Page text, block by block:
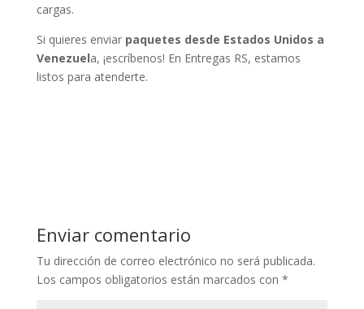
cargas.
Si quieres enviar paquetes desde Estados Unidos a
Venezuela, ¡escríbenos! En Entregas RS, estamos
listos para atenderte.
Enviar comentario
Tu dirección de correo electrónico no será publicada.
Los campos obligatorios están marcados con *